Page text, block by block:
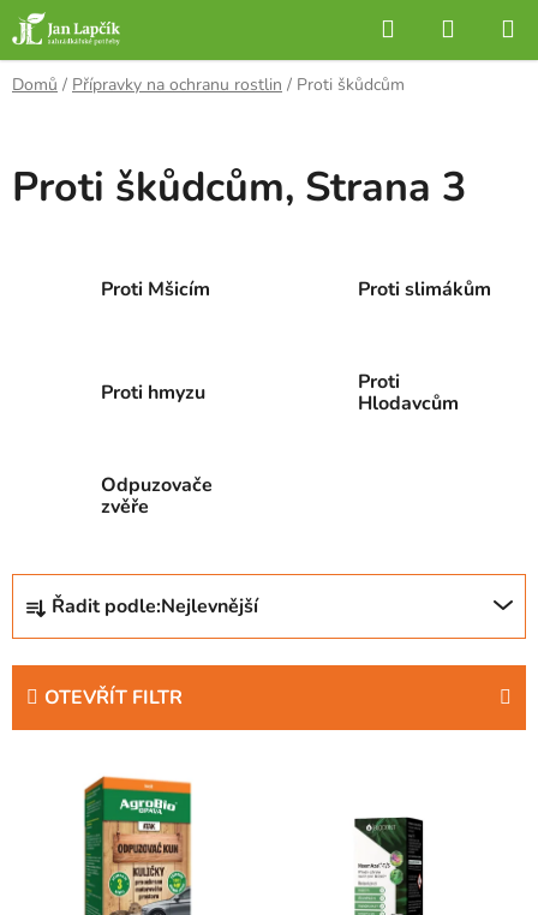
Přejít
na
obsah
Hledat
KOŠÍK
Domů / Přípravky na ochranu rostlin / Proti škůdcům
Proti škůdcům, Strana 3
Proti Mšicím Proti slimákům
Proti hmyzu
Proti
Hlodavcům
Odpuzovače
zvěře
Ř
z
Řadit podle:Nejlevnější
OTEVŘÍT FILTR